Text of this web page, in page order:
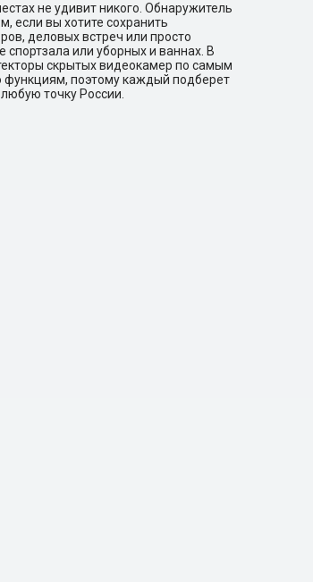
не удивит никого. Обнаружитель
если вы хотите сохранить
деловых встреч или просто
или уборных и ваннах. В
скрытых видеокамер по самым
поэтому каждый подберет
точку России.